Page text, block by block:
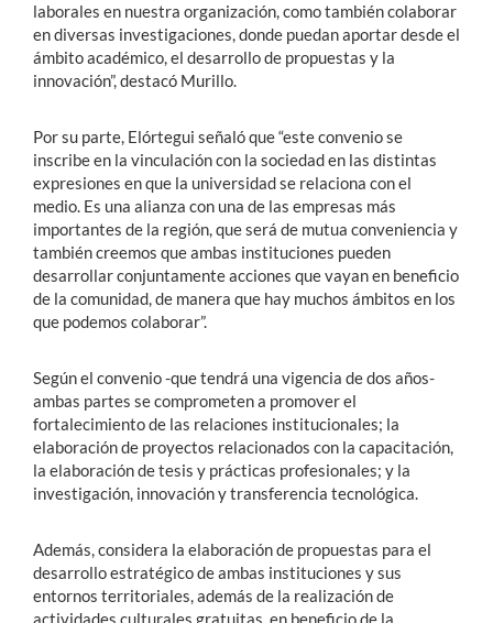
laborales en nuestra organización, como también colaborar
en diversas investigaciones, donde puedan aportar desde el
ámbito académico, el desarrollo de propuestas y la
innovación”, destacó Murillo.
Por su parte, Elórtegui señaló que “este convenio se
inscribe en la vinculación con la sociedad en las distintas
expresiones en que la universidad se relaciona con el
medio. Es una alianza con una de las empresas más
importantes de la región, que será de mutua conveniencia y
también creemos que ambas instituciones pueden
desarrollar conjuntamente acciones que vayan en beneficio
de la comunidad, de manera que hay muchos ámbitos en los
que podemos colaborar”.
Según el convenio -que tendrá una vigencia de dos años-
ambas partes se comprometen a promover el
fortalecimiento de las relaciones institucionales; la
elaboración de proyectos relacionados con la capacitación,
la elaboración de tesis y prácticas profesionales; y la
investigación, innovación y transferencia tecnológica.
Además, considera la elaboración de propuestas para el
desarrollo estratégico de ambas instituciones y sus
entornos territoriales, además de la realización de
actividades culturales gratuitas, en beneficio de la